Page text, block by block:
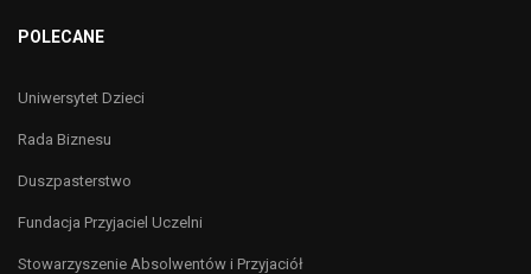
POLECANE
Uniwersytet Dzieci
Rada Biznesu
Duszpasterstwo
Fundacja Przyjaciel Uczelni
Stowarzyszenie Absolwentów i Przyjaciół